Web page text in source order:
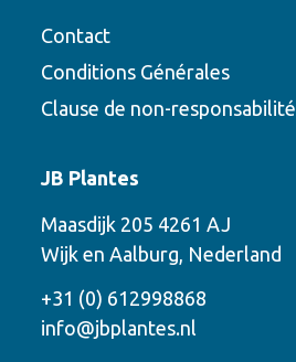
options suivantes
Contact
Conditions Générales
Clause de non-responsabilité
JB Plantes
Maasdijk 205 4261 AJ
Wijk en Aalburg, Nederland
+31 (0) 612998868
info@jbplantes.nl